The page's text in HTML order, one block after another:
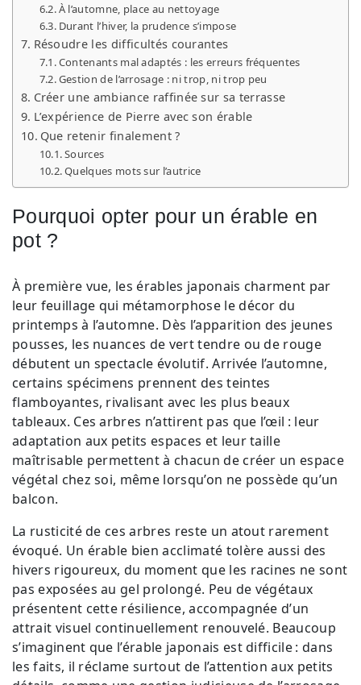
À l’automne, place au nettoyage
Durant l’hiver, la prudence s’impose
Résoudre les difficultés courantes
Contenants mal adaptés : les erreurs fréquentes
Gestion de l’arrosage : ni trop, ni trop peu
Créer une ambiance raffinée sur sa terrasse
L’expérience de Pierre avec son érable
Que retenir finalement ?
Sources
Quelques mots sur l’autrice
Pourquoi opter pour un érable en
pot ?
À première vue, les érables japonais charment par
leur feuillage qui métamorphose le décor du
printemps à l’automne. Dès l’apparition des jeunes
pousses, les nuances de vert tendre ou de rouge
débutent un spectacle évolutif. Arrivée l’automne,
certains spécimens prennent des teintes
flamboyantes, rivalisant avec les plus beaux
tableaux. Ces arbres n’attirent pas que l’œil : leur
adaptation aux petits espaces et leur taille
maîtrisable permettent à chacun de créer un espace
végétal chez soi, même lorsqu’on ne possède qu’un
balcon.
La rusticité de ces arbres reste un atout rarement
évoqué. Un érable bien acclimaté tolère aussi des
hivers rigoureux, du moment que les racines ne sont
pas exposées au gel prolongé. Peu de végétaux
présentent cette résilience, accompagnée d’un
attrait visuel continuellement renouvelé. Beaucoup
s’imaginent que l’érable japonais est difficile : dans
les faits, il réclame surtout de l’attention aux petits